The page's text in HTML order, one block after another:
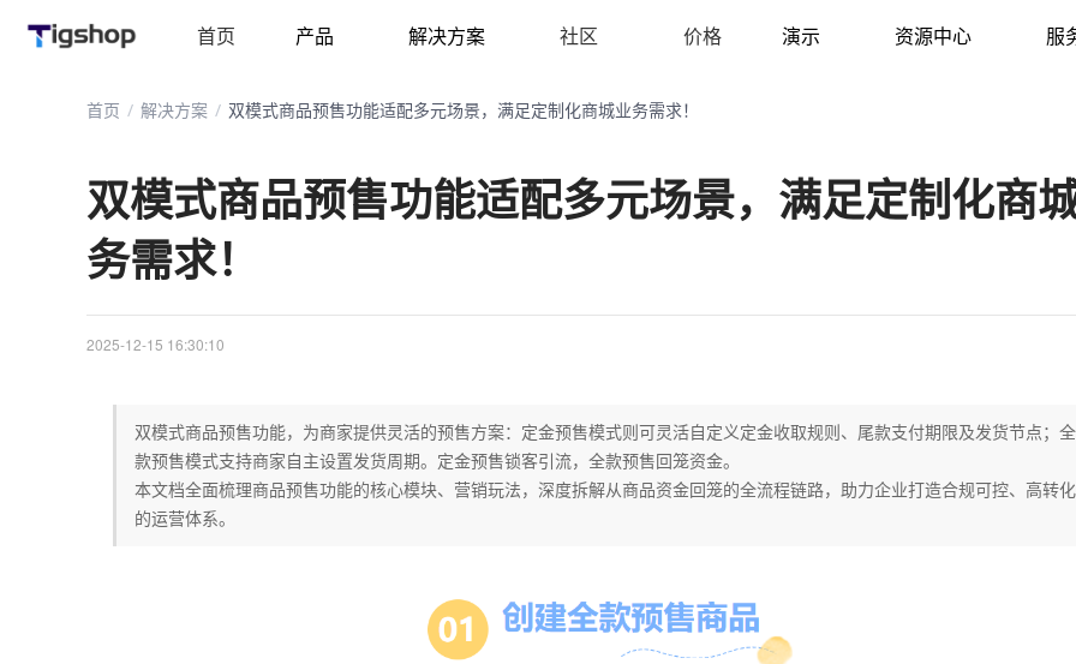
首页 产品 解决方案 社区 价格 演示 资源中心 服
首页 / 解决方案 / 双模式商品预售功能适配多元场景，满足定制化商城业务需求！
双模式商品预售功能适配多元场景，满足定制化商
务需求！
2025-12-15 16:30:10
双模式商品预售功能，为商家提供灵活的预售方案：定金预售模式则可灵活自定义定金收取规则、尾款支付期限及发货节点；全
款预售模式支持商家自主设置发货周期。定金预售锁客引流，全款预售回笼资金。
本文档全面梳理商品预售功能的核心模块、营销玩法，深度拆解从商品资金回笼的全流程链路，助力企业打造合规可控、高转化
的运营体系。